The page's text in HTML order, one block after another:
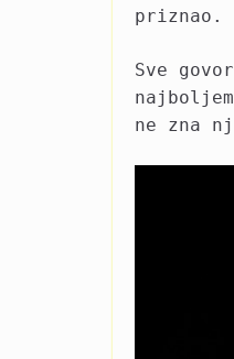
priznao.
Sve
ne zna